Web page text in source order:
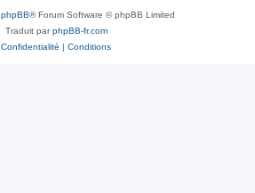
phpBB® Forum Software © phpBB Limited
Traduit parphpBB-fr.com
Confidentialité | Conditions